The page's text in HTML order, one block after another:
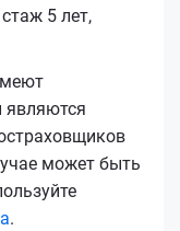
5 лет,
может быть
.